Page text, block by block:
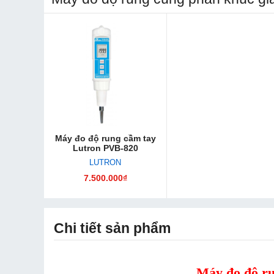
Máy đo độ rung cầm tay
Lutron PVB-820
LUTRON
7.500.000₫
Chi tiết sản phẩm